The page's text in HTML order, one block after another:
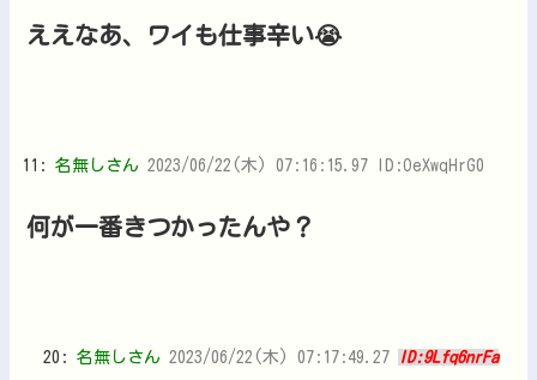
ええなあ、ワイも仕事辛い😭
11: 名無しさん 2023/06/22(木) 07:16:15.97 ID:OeXwqHrG0
何が一番きつかったんや？
20: 名無しさん 2023/06/22(木) 07:17:49.27 ID:9Lfq6nrFa